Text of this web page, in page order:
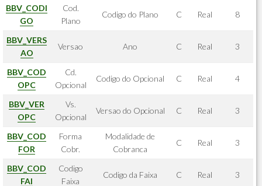
BBV_CODI
GO
Cod.
Plano
Codigo do Plano C Real 8
BBV_VERS
AO
Versao Ano C Real 3
BBV_COD
OPC
Cd.
Opcional
Codigo do Opcional C Real 4
BBV_VER
OPC
Vs.
Opcional
Versao do Opcional C Real 3
BBV_COD
FOR
Forma
Cobr.
Modalidade de
Cobranca
C Real 3
BBV_COD
FAI
Codigo
Faixa
Codigo da Faixa C Real 3